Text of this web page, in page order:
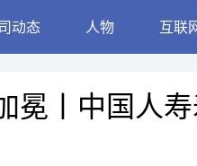
动态 人物 互联
冕丨中国人